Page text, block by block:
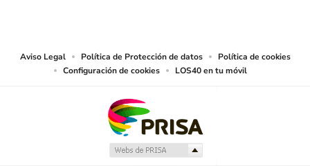
Aviso Legal Política de Protección de datos
Política de cookies
Configuración de cookies
LOS40 en tu móvil